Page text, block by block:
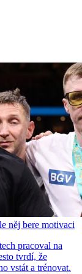
něj bere motivaci
pracoval na
tvrdí, že
vstát a trénovat.